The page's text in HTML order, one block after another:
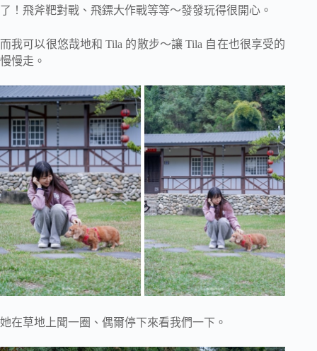
了！飛斧靶對戰、飛鏢大作戰等等～發發玩得很開心。
而我可以很悠哉地和 Tila 的散步～讓 Tila 自在也很享受的
慢慢走。
她在草地上聞一圈、偶爾停下來看我們一下。